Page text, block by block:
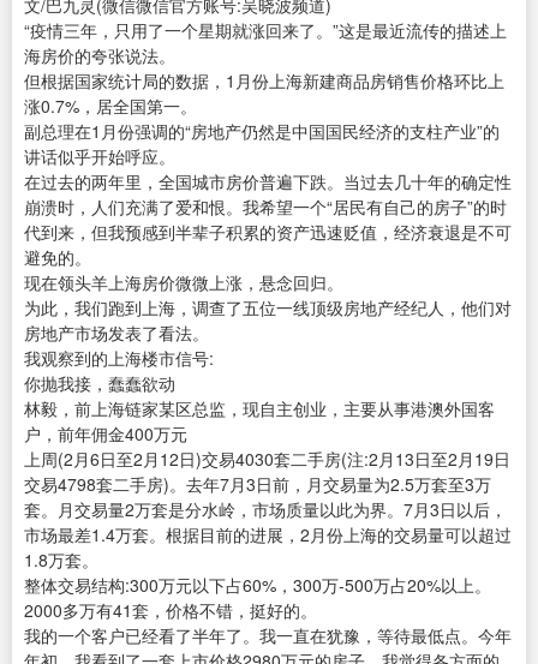
文/巴九灵(微信微信官方账号:吴晓波频道)
“疫情三年，只用了一个星期就涨回来了。”这是最近流传的描述上
海房价的夸张说法。
但根据国家统计局的数据，1月份上海新建商品房销售价格环比上
涨0.7%，居全国第一。
副总理在1月份强调的“房地产仍然是中国国民经济的支柱产业”的
讲话似乎开始呼应。
在过去的两年里，全国城市房价普遍下跌。当过去几十年的确定性
崩溃时，人们充满了爱和恨。我希望一个“居民有自己的房子”的时
代到来，但我预感到半辈子积累的资产迅速贬值，经济衰退是不可
避免的。
现在领头羊上海房价微微上涨，悬念回归。
为此，我们跑到上海，调查了五位一线顶级房地产经纪人，他们对
房地产市场发表了看法。
我观察到的上海楼市信号:
你抛我接，蠢蠢欲动
林毅，前上海链家某区总监，现自主创业，主要从事港澳外国客
户，前年佣金400万元
上周(2月6日至2月12日)交易4030套二手房(注:2月13日至2月19日
交易4798套二手房)。去年7月3日前，月交易量为2.5万套至3万
套。月交易量2万套是分水岭，市场质量以此为界。7月3日以后，
市场最差1.4万套。根据目前的进展，2月份上海的交易量可以超过
1.8万套。
整体交易结构:300万元以下占60%，300万-500万占20%以上。
2000多万有41套，价格不错，挺好的。
我的一个客户已经看了半年了。我一直在犹豫，等待最低点。今年